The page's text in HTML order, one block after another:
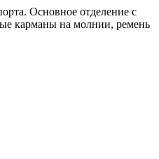
Основное отделение с
карманы на молнии, ремень